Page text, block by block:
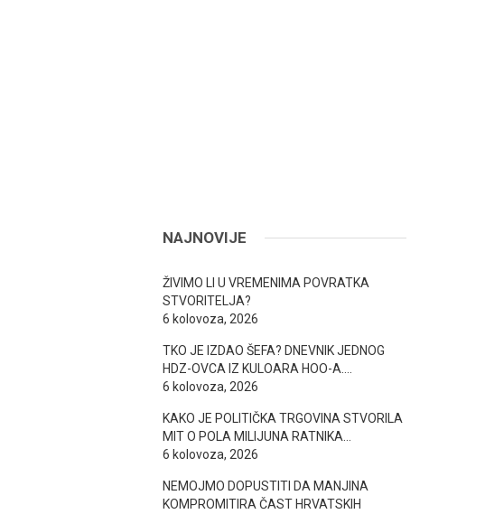
NAJNOVIJE
ŽIVIMO LI U VREMENIMA POVRATKA
STVORITELJA?
6 kolovoza, 2026
TKO JE IZDAO ŠEFA? DNEVNIK JEDNOG
HDZ-OVCA IZ KULOARA HOO-A….
6 kolovoza, 2026
KAKO JE POLITIČKA TRGOVINA STVORILA
MIT O POLA MILIJUNA RATNIKA…
6 kolovoza, 2026
NEMOJMO DOPUSTITI DA MANJINA
KOMPROMITIRA ČAST HRVATSKIH